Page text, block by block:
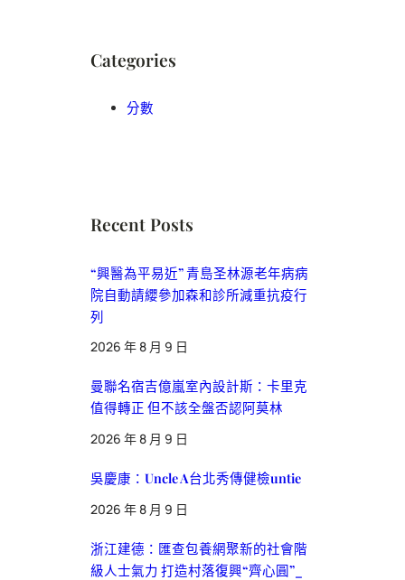
Categories
分數
Recent Posts
“興醫為平易近” 青島圣林源老年病病
院自動請纓參加森和診所減重抗疫行
列
2026 年 8 月 9 日
曼聯名宿吉億嵐室內設計斯：卡里克
值得轉正 但不該全盤否認阿莫林
2026 年 8 月 9 日
吳慶康：Uncle A台北秀傳健檢untie
2026 年 8 月 9 日
浙江建德：匯查包養網聚新的社會階
級人士氣力 打造村落復興“齊心圓”_